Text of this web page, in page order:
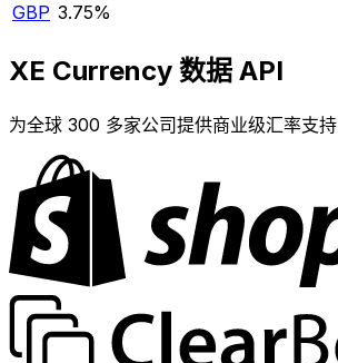
GBP 3.75%
XE Currency 数据 API
为全球 300 多家公司提供商业级汇率支持